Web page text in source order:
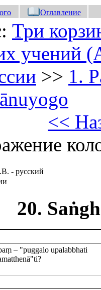
Оглавление
Три
учений
>> 1.
<<
- русский
20.
– "puggalo upalabbhati